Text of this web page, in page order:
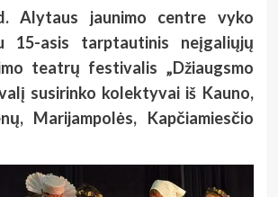
Alytaus jaunimo centre vyko
15-asis tarptautinis neįgaliųjų
teatrų festivalis „Džiaugsmo
susirinko kolektyvai iš Kauno,
Marijampolės, Kapčiamiesčio